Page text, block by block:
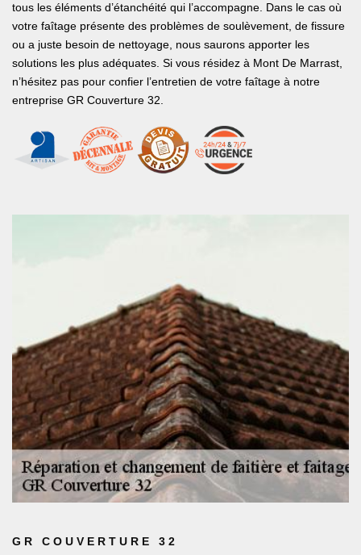
tous les éléments d’étanchéité qui l’accompagne. Dans le cas où
votre faîtage présente des problèmes de soulèvement, de fissure
ou a juste besoin de nettoyage, nous saurons apporter les
solutions les plus adéquates. Si vous résidez à Mont De Marrast,
n’hésitez pas pour confier l’entretien de votre faîtage à notre
entreprise GR Couverture 32.
GR COUVERTURE 32